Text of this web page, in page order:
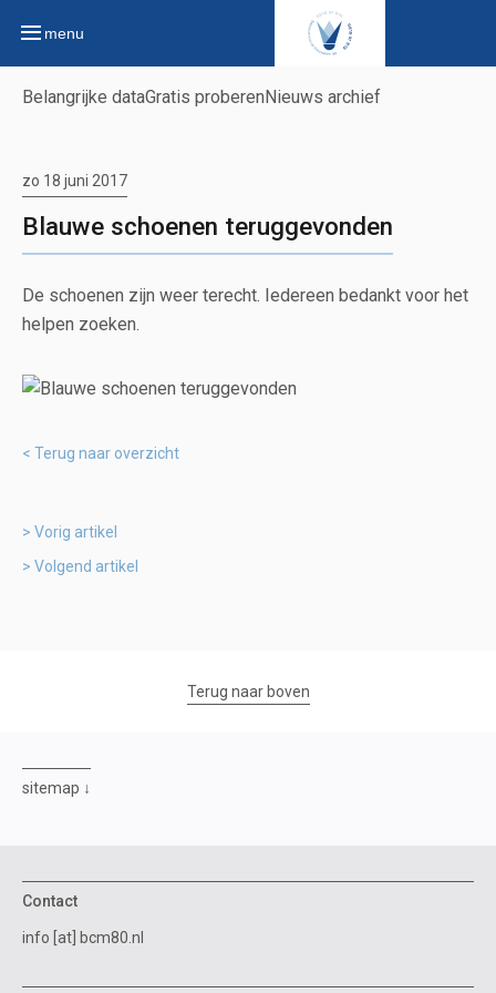
menu
Belangrijke dataGratis proberen Nieuws archief
zo 18 juni 2017
Blauwe schoenen teruggevonden
De schoenen zijn weer terecht. Iedereen bedankt voor het
helpen zoeken.
Terug naar overzicht
Vorig artikel
Volgend artikel
Terug naar boven
sitemap
Contact
info [at] bcm80.nl